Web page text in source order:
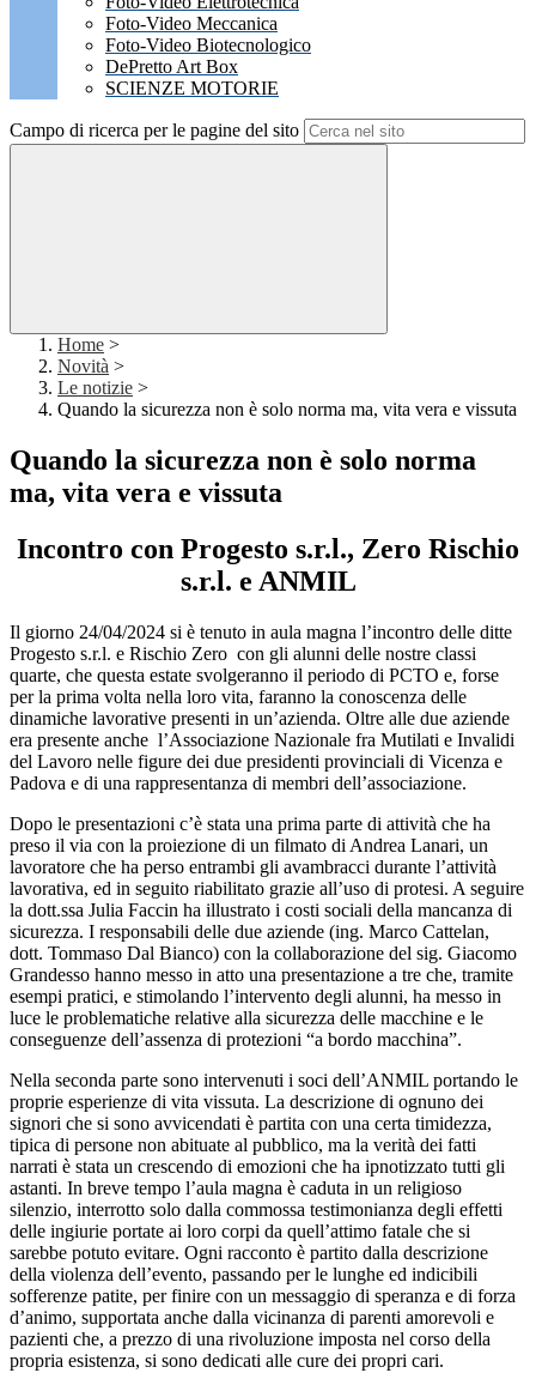
Foto-Video Meccanica
Foto-Video Biotecnologico
DePretto Art Box
SCIENZE MOTORIE
Campo di ricerca per le pagine del sito
Home >
Novità >
Le notizie >
Quando la sicurezza non è solo norma ma, vita vera e vissuta
Quando la sicurezza non è solo norma
ma, vita vera e vissuta
Incontro con Progesto s.r.l., Zero Rischio
s.r.l. e ANMIL
Il giorno 24/04/2024 si è tenuto in aula magna l’incontro delle ditte
Progesto s.r.l. e Rischio Zero con gli alunni delle nostre classi
quarte, che questa estate svolgeranno il periodo di PCTO e, forse
per la prima volta nella loro vita, faranno la conoscenza delle
dinamiche lavorative presenti in un’azienda. Oltre alle due aziende
era presente anche l’Associazione Nazionale fra Mutilati e Invalidi
del Lavoro nelle figure dei due presidenti provinciali di Vicenza e
Padova e di una rappresentanza di membri dell’associazione.
Dopo le presentazioni c’è stata una prima parte di attività che ha
preso il via con la proiezione di un filmato di Andrea Lanari, un
lavoratore che ha perso entrambi gli avambracci durante l’attività
lavorativa, ed in seguito riabilitato grazie all’uso di protesi. A seguire
la dott.ssa Julia Faccin ha illustrato i costi sociali della mancanza di
sicurezza. I responsabili delle due aziende (ing. Marco Cattelan,
dott. Tommaso Dal Bianco) con la collaborazione del sig. Giacomo
Grandesso hanno messo in atto una presentazione a tre che, tramite
esempi pratici, e stimolando l’intervento degli alunni, ha messo in
luce le problematiche relative alla sicurezza delle macchine e le
conseguenze dell’assenza di protezioni “a bordo macchina”.
Nella seconda parte sono intervenuti i soci dell’ANMIL portando le
proprie esperienze di vita vissuta. La descrizione di ognuno dei
signori che si sono avvicendati è partita con una certa timidezza,
tipica di persone non abituate al pubblico, ma la verità dei fatti
narrati è stata un crescendo di emozioni che ha ipnotizzato tutti gli
astanti. In breve tempo l’aula magna è caduta in un religioso
silenzio, interrotto solo dalla commossa testimonianza degli effetti
delle ingiurie portate ai loro corpi da quell’attimo fatale che si
sarebbe potuto evitare. Ogni racconto è partito dalla descrizione
della violenza dell’evento, passando per le lunghe ed indicibili
sofferenze patite, per finire con un messaggio di speranza e di forza
d’animo, supportata anche dalla vicinanza di parenti amorevoli e
pazienti che, a prezzo di una rivoluzione imposta nel corso della
propria esistenza, si sono dedicati alle cure dei propri cari.